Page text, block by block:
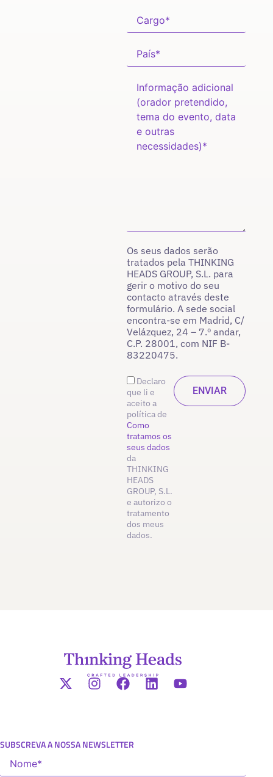
Os seus dados serão
tratados pela THINKING
HEADS GROUP, S.L. para
gerir o motivo do seu
contacto através deste
formulário. A sede social
encontra-se em Madrid, C/
Velázquez, 24 – 7.º andar,
C.P. 28001, com NIF B-
83220475.
Declaro
que li e
aceito a
política de
Como
tratamos os
seus dados
da
THINKING
HEADS
GROUP, S.L.
e autorizo o
tratamento
dos meus
dados.
SUBSCREVA A NOSSA NEWSLETTER